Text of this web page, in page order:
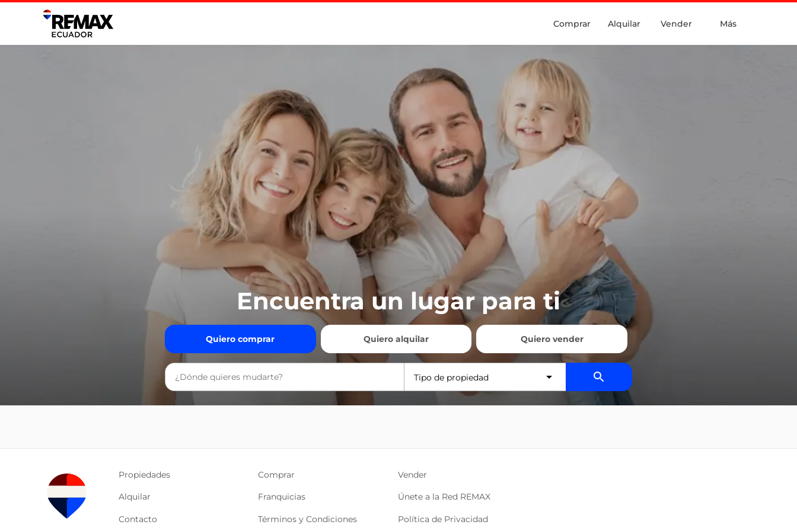
Comprar Alquilar Vender Más
Encuentra un lugar para ti
Quiero comprar Quiero alquilar Quiero vender
Tipo de propiedad
Propiedades Comprar Vender
Alquilar Franquicias Únete a la Red REMAX
Contacto Términos y Condiciones Política de Privacidad